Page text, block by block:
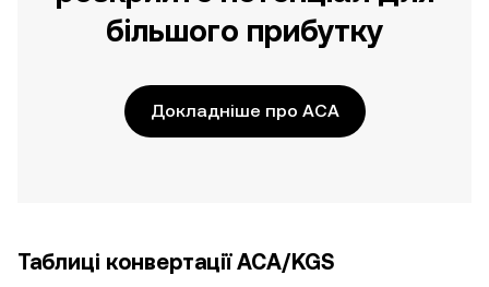
більшого прибутку
Докладніше про ACA
Таблиці конвертації ACA/KGS